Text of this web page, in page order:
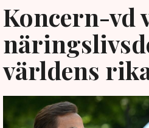
Koncern-vd
världens